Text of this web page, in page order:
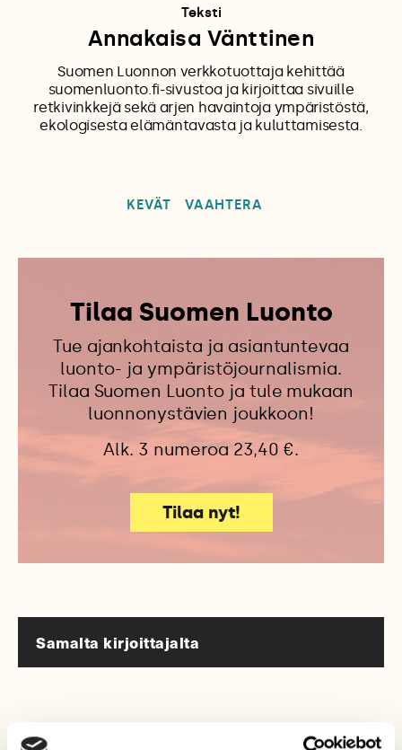
Teksti
Annakaisa Vänttinen
Suomen Luonnon verkkotuottaja kehittää
suomenluonto.fi-sivustoa ja kirjoittaa sivuille
retkivinkkejä sekä arjen havaintoja ympäristöstä,
ekologisesta elämäntavasta ja kuluttamisesta.
KEVÄT VAAHTERA
Tilaa Suomen Luonto
Tue ajankohtaista ja asiantuntevaa
luonto- ja ympäristöjournalismia.
Tilaa Suomen Luonto ja tule mukaan
luonnonystävien joukkoon!
Alk. 3 numeroa 23,40 €.
Tilaa nyt!
Samalta kirjoittajalta